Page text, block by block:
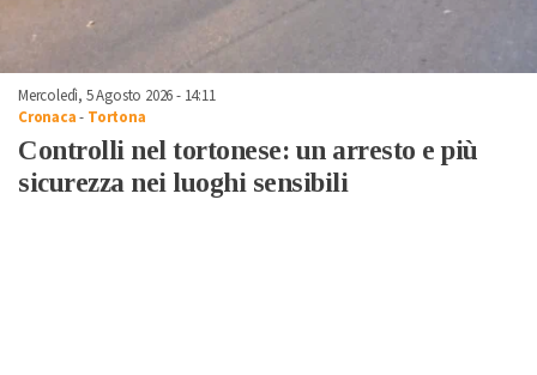
Mercoledì, 5 Agosto 2026 - 14:11
Cronaca- Tortona
Controlli nel tortonese: un arresto e più
sicurezza nei luoghi sensibili